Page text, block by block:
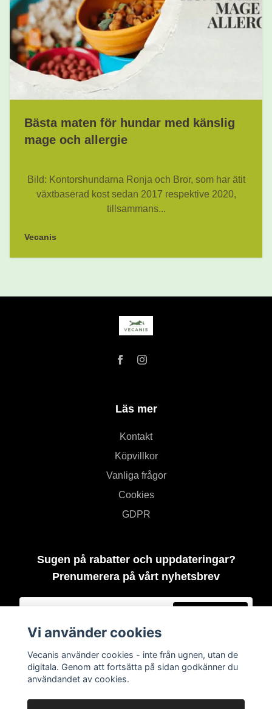
Bästa maten för hundar med känslig
mage och allergie
Bild: Kontorshundarna Ronja och Bror, som har ätit
växtbaserad kost sedan 2017 respektive 2020,
tillsammans...
Vecanis
Läs mer
Kontakt
Köpvillkor
Vanliga frågor
Cookies
GDPR
Sugen på rabatter och uppdateringar?
Prenumerera på vårt nyhetsbrev
Vi använder cookies
Vecanis använder cookies - inte från ugnen, utan de
digitala. Genom att fortsätta på sidan godkänner du
användandet av cookies.